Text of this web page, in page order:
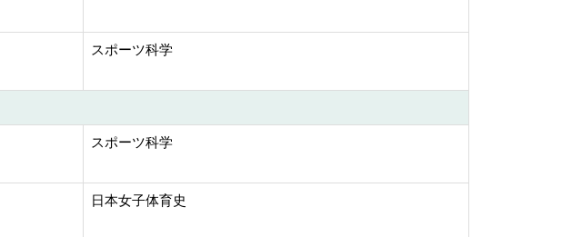
スポーツ科学
スポーツ科学
日本女子体育史